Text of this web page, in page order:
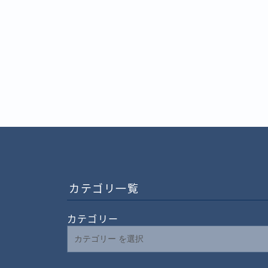
カテゴリ一覧
カテゴリー